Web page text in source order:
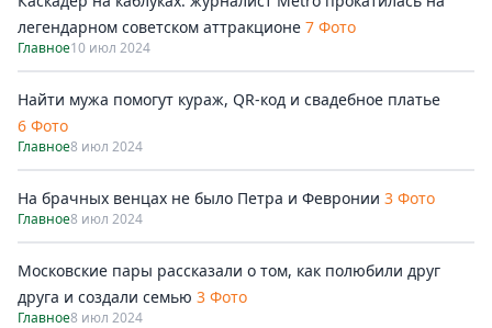
легендарном советском аттракционе 7 Фото
Главное10 июл 2024
Найти мужа помогут кураж, QR-код и свадебное платье
6 Фото
Главное8 июл 2024
На брачных венцах не было Петра и Февронии 3 Фото
Главное8 июл 2024
Московские пары рассказали о том, как полюбили друг
друга и создали семью 3 Фото
Главное8 июл 2024